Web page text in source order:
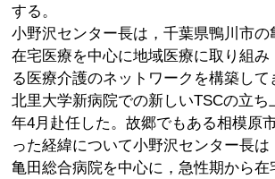
する。
小野沢センター長は，千葉県鴨川市
在宅医療を中心に地域医療に取り組み
る医療介護のネットワークを構築して
北里大学新病院での新しいTSCの立ち
年4月赴任した。故郷でもある相模原
った経緯について小野沢センター長は
亀田総合病院を中心に，急性期から在